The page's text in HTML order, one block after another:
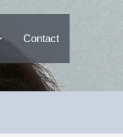
Contact